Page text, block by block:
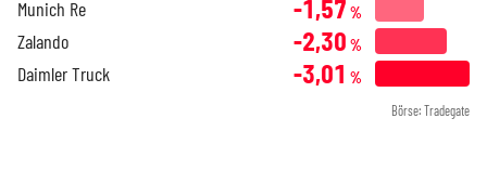
Munich Re -1,57 %
Zalando -2,30 %
Daimler Truck -3,01 %
Börse: Tradegate